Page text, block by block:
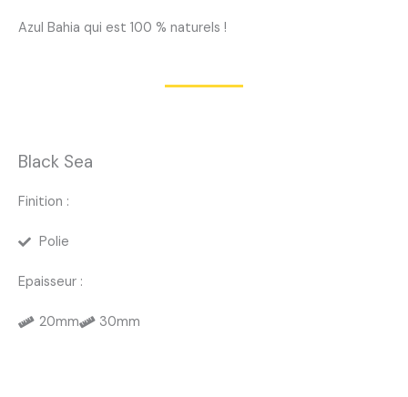
Azul Bahia qui est 100 % naturels !
Black Sea
Finition :
Polie
Epaisseur :
20mm 30mm